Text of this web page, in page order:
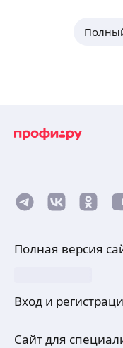
Полная версия
Вход и
Сайт для